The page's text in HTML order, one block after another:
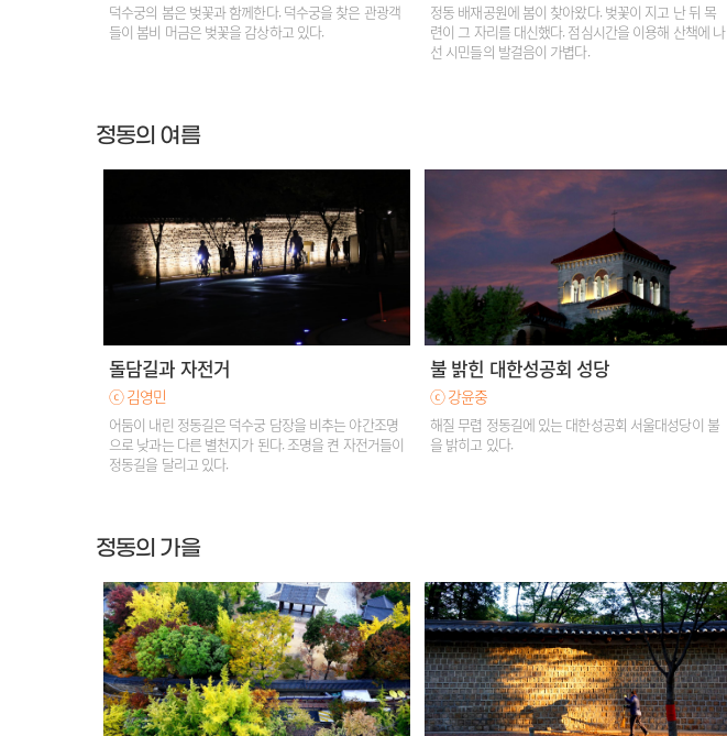
덕수궁의 봄은 벚꽃과 함께한다. 덕수궁을 찾은 관광객
들이 봄비 머금은 벚꽃을 감상하고 있다.
정동 배재공원에 봄이 찾아왔다. 벚꽃이 지고 난 뒤 목
련이 그 자리를 대신했다. 점심시간을 이용해 산책에 나
선 시민들의 발걸음이 가볍다.
정동의 여름
돌담길과 자전거
ⓒ 김영민
어둠이 내린 정동길은 덕수궁 담장을 비추는 야간조명
으로 낮과는 다른 별천지가 된다. 조명을 켠 자전거들이
정동길을 달리고 있다.
불 밝힌 대한성공회 성당
ⓒ 강윤중
해질 무렵 정동길에 있는 대한성공회 서울대성당이 불
을 밝히고 있다.
정동의 가을